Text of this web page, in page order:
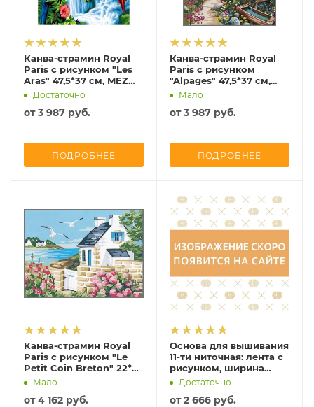
Канва-страмин Royal
Paris с рисунком "Les
Aras" 47,5*37 см, MEZ
Венгрия, 9880132-00115
Достаточно
от3 987 руб.
ПОДРОБНЕЕ
Канва-страмин Royal
Paris с рисунком
"Alpages" 47,5*37 см,
MEZ Венгрия, 9880132-
Мало
от3 987 руб.
ПОДРОБНЕЕ
Канва-страмин Royal
Paris с рисунком "Le
Petit Coin Breton" 22*30
см, MEZ Венгрия,
Мало
от4 162 руб.
Основа для вышивания
11-ти ниточная: лента с
рисунком, ширина
26см, Vaupel, 7136-260-8
Достаточно
от2 666 руб.